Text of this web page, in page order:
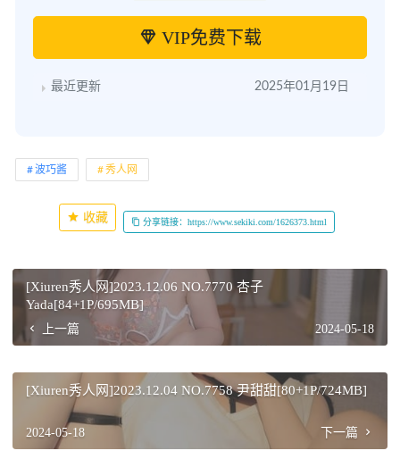
VIP免费下载
最近更新 2025年01月19日
波巧酱 秀人网
收藏 分享链接：https://www.sekiki.com/1626373.html
[Xiuren秀人网]2023.12.06 NO.7770 杏子
Yada[84+1P/695MB]
上一篇 2024-05-18
[Xiuren秀人网]2023.12.04 NO.7758 尹甜甜[80+1P/724MB]
2024-05-18 下一篇